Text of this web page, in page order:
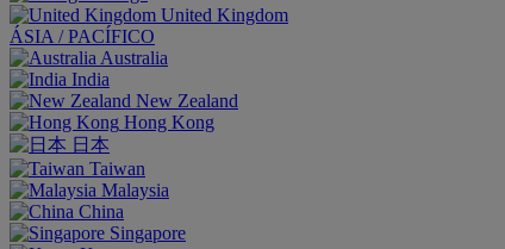
United Kingdom
ÁSIA / PACÍFICO
Australia
India
New Zealand
Hong Kong
日本
Taiwan
Malaysia
China
Singapore